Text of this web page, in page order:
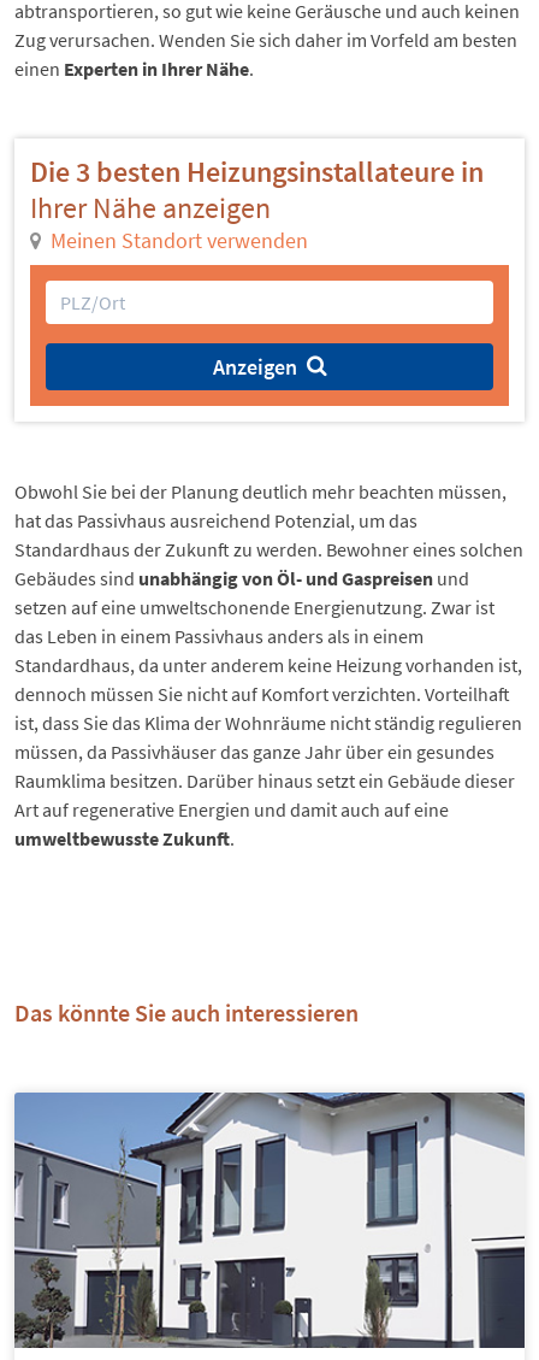
abtransportieren, so gut wie keine Geräusche und auch keinen
Zug verursachen. Wenden Sie sich daher im Vorfeld am besten
einen Experten in Ihrer Nähe.
Die 3 besten Heizungsinstallateure in
Ihrer Nähe anzeigen
Meinen Standort verwenden
Anzeigen
Obwohl Sie bei der Planung deutlich mehr beachten müssen,
hat das Passivhaus ausreichend Potenzial, um das
Standardhaus der Zukunft zu werden. Bewohner eines solchen
Gebäudes sind unabhängig von Öl- und Gaspreisen und
setzen auf eine umweltschonende Energienutzung. Zwar ist
das Leben in einem Passivhaus anders als in einem
Standardhaus, da unter anderem keine Heizung vorhanden ist,
dennoch müssen Sie nicht auf Komfort verzichten. Vorteilhaft
ist, dass Sie das Klima der Wohnräume nicht ständig regulieren
müssen, da Passivhäuser das ganze Jahr über ein gesundes
Raumklima besitzen. Darüber hinaus setzt ein Gebäude dieser
Art auf regenerative Energien und damit auch auf eine
umweltbewusste Zukunft.
Das könnte Sie auch interessieren